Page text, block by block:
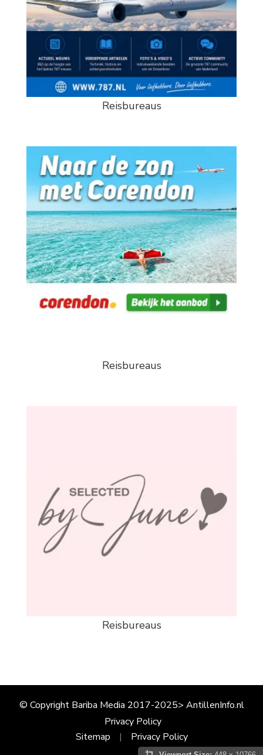
Reisbureaus
Reisbureaus
Reisbureaus
© Copyright Bariba Media 2017-2025> AntillenInfo.nl
Privacy Policy
Sitemap
Privacy Policy